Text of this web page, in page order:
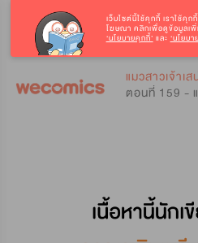
แมวสาวเจ้าเ
ตอนที่ 159 -
เว็บไซต์นี้ใช้คุกกี้ เราใช้คุก
โฆษณา คลิกเพื่อดูข้อมูลเพิ่
‘นโยบายคุกกี้’ และ ‘นโยบ